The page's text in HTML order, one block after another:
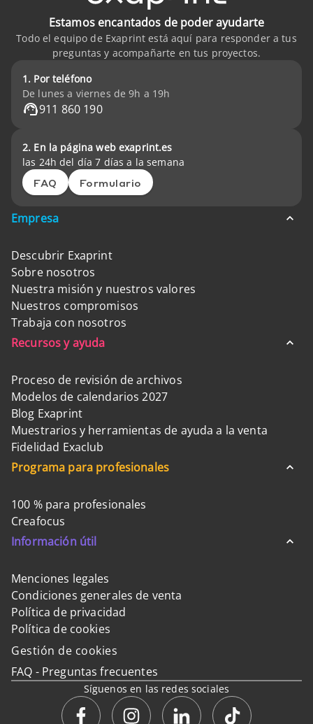
Estamos encantados de poder ayudarte
Todo el equipo de Exaprint está aquí para responder a tus
preguntas y acompañarte en tus proyectos.
1. Por teléfono
De lunes a viernes de 9h a 19h
911 860 190
2. En la página web exaprint.es
las 24h del día 7 días a la semana
FAQ Formulario
Empresa
Descubrir Exaprint
Sobre nosotros
Nuestra misión y nuestros valores
Nuestros compromisos
Trabaja con nosotros
Recursos y ayuda
Proceso de revisión de archivos
Modelos de calendarios 2027
Blog Exaprint
Muestrarios y herramientas de ayuda a la venta
Fidelidad Exaclub
Programa para profesionales
100 % para profesionales
Creafocus
Información útil
Menciones legales
Condiciones generales de venta
Política de privacidad
Política de cookies
Gestión de cookies
FAQ - Preguntas frecuentes
Síguenos en las redes sociales